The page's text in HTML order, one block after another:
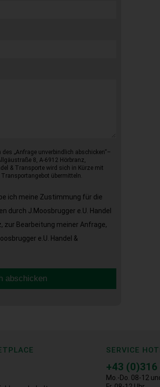
„Anfrage unverbindlich abschicken“–
8, A-6912 Hörbranz,
& Transporte wird sich in Kürze mit
übermitteln.
ich meine Zustimmung für die
durch J.Moosbrugger e.U. Handel
zur Bearbeitung meiner Anfrage,
e.U. Handel &
abschicken
SERVICE
+43 (0)316
Mo.-Do. 08-12